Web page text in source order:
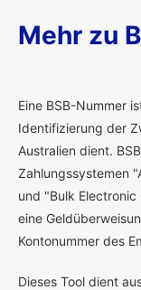
Mehr zu
Eine BSB-Nummer
Identifizierung der
Australien dient.
Zahlungssystemen
und "Bulk
eine
Kontonummer des
Dieses Tool dient